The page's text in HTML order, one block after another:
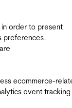
order to present
preferences.
ecommerce-
event tracking